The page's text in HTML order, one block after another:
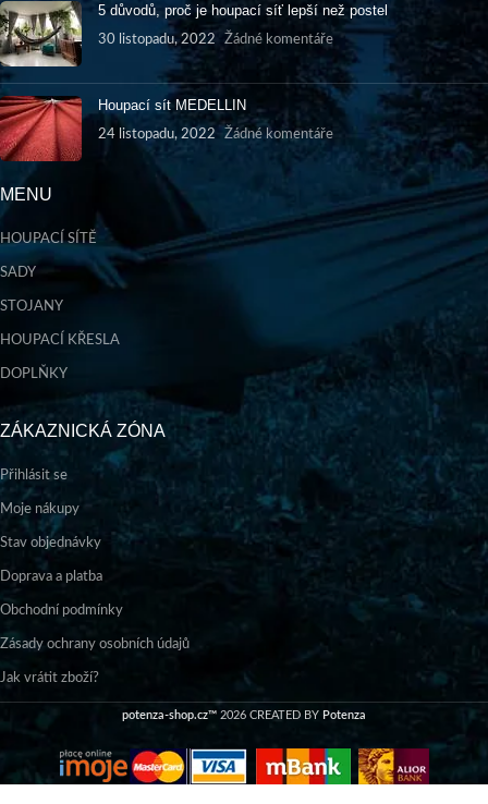
5 důvodů, proč je houpací síť lepší než postel
30 listopadu, 2022 Žádné komentáře
Houpací sít MEDELLIN
24 listopadu, 2022 Žádné komentáře
MENU
HOUPACÍ SÍTĚ
SADY
STOJANY
HOUPACÍ KŘESLA
DOPLŇKY
ZÁKAZNICKÁ ZÓNA
Přihlásit se
Moje nákupy
Stav objednávky
Doprava a platba
Obchodní podmínky
Zásady ochrany osobních údajů
Jak vrátit zboží?
potenza-shop.cz™ 2026 CREATED BY Potenza